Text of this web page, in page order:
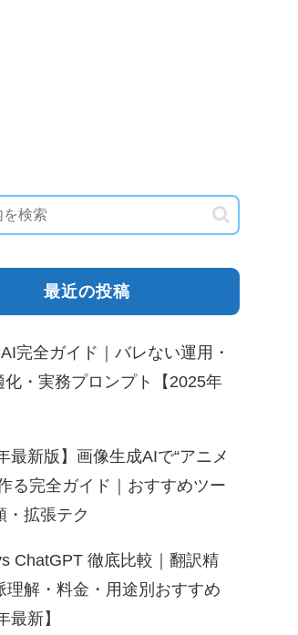
最近の投稿
完全ガイド｜バレない運用・
化・実務プロンプト【2025年
最新版】画像生成AIで“アニメ
る完全ガイド｜おすすめツー
・拡張テク
ChatGPT 徹底比較｜翻訳精
理解・料金・用途別おすすめ
最新】